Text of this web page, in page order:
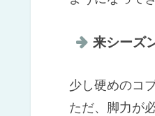
来シーズ
少し硬めのコ
ただ、脚力が